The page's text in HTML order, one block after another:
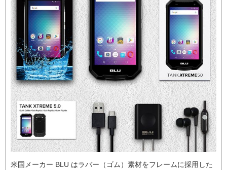
米国メーカー BLU はラバー（ゴム）素材をフレームに採用した